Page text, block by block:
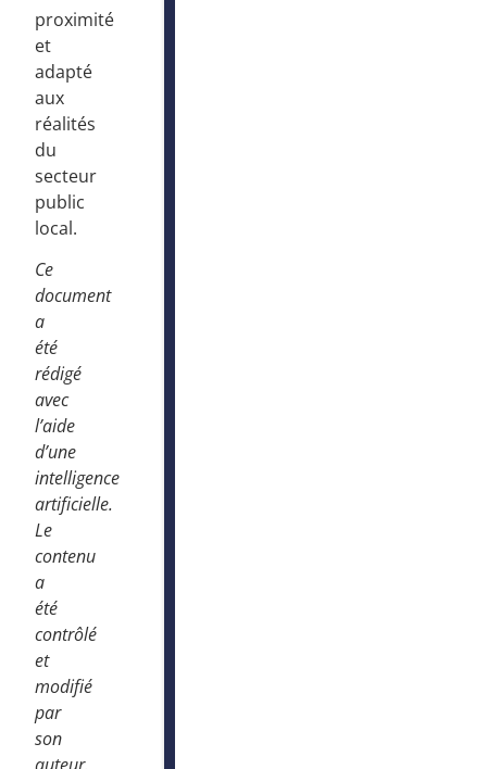
proximité
et
adapté
aux
réalités
du
secteur
public
local.
Ce
document
a
été
rédigé
avec
l’aide
d’une
intelligence
artificielle.
Le
contenu
a
été
contrôlé
et
modifié
par
son